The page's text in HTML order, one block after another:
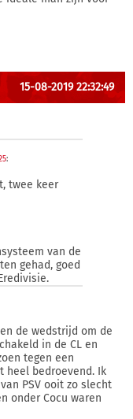
15-08-2019 22:32:49
:
twee keer
van de
gehad, goed
de wedstrijd om de
in de CL en
tegen een
heel bedroevend. Ik
PSV ooit zo slecht
onder Cocu waren